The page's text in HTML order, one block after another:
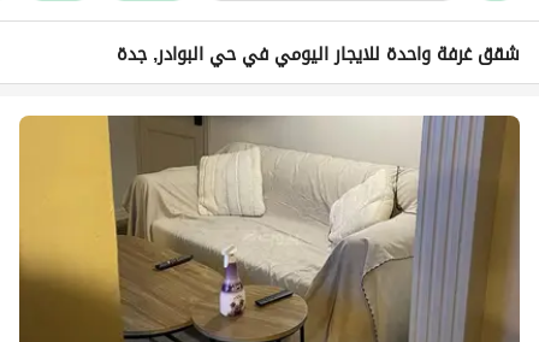
شقق غرفة واحدة للايجار اليومي في حي البوادر, جدة